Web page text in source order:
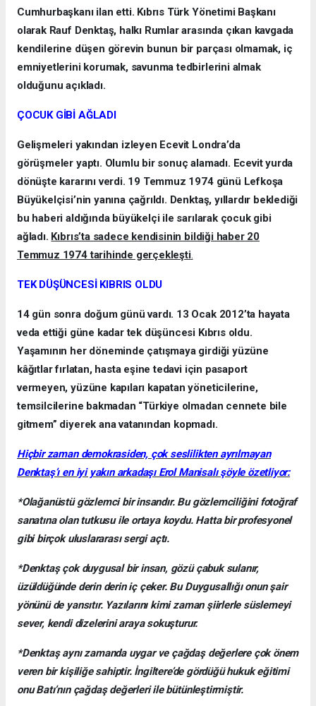
Cumhurbaşkanı ilan etti. Kıbrıs Türk Yönetimi Başkanı
olarak Rauf Denktaş, halkı Rumlar arasında çıkan kavgada
kendilerine düşen görevin bunun bir parçası olmamak, iç
emniyetlerini korumak, savunma tedbirlerini almak
olduğunu açıkladı.
ÇOCUK GİBİ AĞLADI
Gelişmeleri yakından izleyen Ecevit Londra’da
görüşmeler yaptı. Olumlu bir sonuç alamadı. Ecevit yurda
dönüşte kararını verdi. 19 Temmuz 1974 günü Lefkoşa
Büyükelçisi’nin yanına çağrıldı. Denktaş, yıllardır beklediği
bu haberi aldığında büyükelçi ile sarılarak çocuk gibi
ağladı. Kıbrıs’ta sadece kendisinin bildiği haber 20
Temmuz 1974 tarihinde gerçekleşti.
TEK DÜŞÜNCESİ KIBRIS OLDU
14 gün sonra doğum günü vardı. 13 Ocak 2012’ta hayata
veda ettiği güne kadar tek düşüncesi Kıbrıs oldu.
Yaşamının her döneminde çatışmaya girdiği yüzüne
kâğıtlar fırlatan, hasta eşine tedavi için pasaport
vermeyen, yüzüne kapıları kapatan yöneticilerine,
temsilcilerine bakmadan “Türkiye olmadan cennete bile
gitmem” diyerek ana vatanından kopmadı.
Hiçbir zaman demokrasiden, çok seslilikten ayrılmayan
Denktaş’ı en iyi yakın arkadaşı Erol Manisalı şöyle özetliyor:
*Olağanüstü gözlemci bir insandır. Bu gözlemciliğini fotoğraf
sanatına olan tutkusu ile ortaya koydu. Hatta bir profesyonel
gibi birçok uluslararası sergi açtı.
*Denktaş çok duygusal bir insan, gözü çabuk sulanır,
üzüldüğünde derin derin iç çeker. Bu Duygusallığı onun şair
yönünü de yansıtır. Yazılarını kimi zaman şiirlerle süslemeyi
sever, kendi dizelerini araya sokuşturur.
*Denktaş aynı zamanda uygar ve çağdaş değerlere çok önem
veren bir kişiliğe sahiptir. İngiltere’de gördüğü hukuk eğitimi
onu Batı’nın çağdaş değerleri ile bütünleştirmiştir.